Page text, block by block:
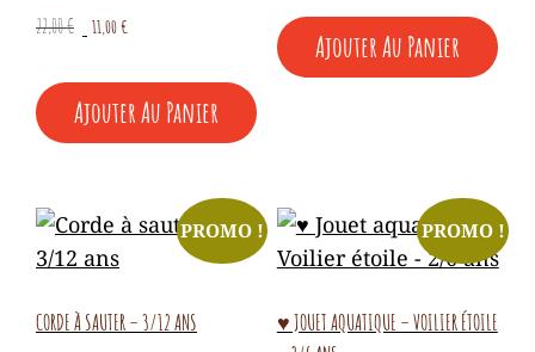
22,00€
Le
initial
était :
22,00 €.
11,00€
actuel
est :
11,00 €.
Ajouter Au Panier
initial
était :
42,00 €.
actuel
est :
21,00 €.
Ajouter Au Panier
PROMO !
CORDE À SAUTER – 3/12 ANS
PROMO !
♥ JOUET AQUATIQUE – VOILIER ÉTOILE